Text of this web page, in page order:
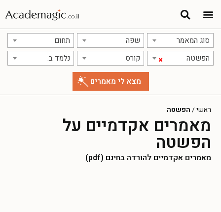
סוג המאמר שפה תחום
× הפשטה קורס נלמד ב:
ראשי / הפשטה
מאמרים אקדמיים על
הפשטה
מאמרים אקדמיים להורדה בחינם (pdf)